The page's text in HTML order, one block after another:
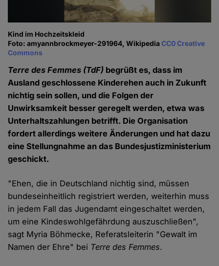
Kind im Hochzeitskleid
Foto: amyannbrockmeyer-291964, WikipediaCC0 Creative
Commons
Terre des Femmes (TdF) begrüßt es, dass im
Ausland geschlossene Kinderehen auch in Zukunft
nichtig sein sollen, und die Folgen der
Unwirksamkeit besser geregelt werden, etwa was
Unterhaltszahlungen betrifft. Die Organisation
fordert allerdings weitere Änderungen und hat dazu
eine Stellungnahme an das Bundesjustizministerium
geschickt.
"Ehen, die in Deutschland nichtig sind, müssen
bundeseinheitlich registriert werden, weiterhin muss
in jedem Fall das Jugendamt eingeschaltet werden,
um eine Kindeswohlgefährdung auszuschließen",
sagt Myria Böhmecke, Referatsleiterin "Gewalt im
Namen der Ehre" bei Terre des Femmes.